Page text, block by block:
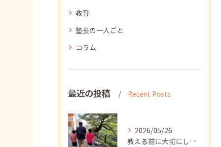
教育
塾長の一人ごと
コラム
最近の投稿 Recent Posts
2026/05/26
教える前に大切にしたいこと